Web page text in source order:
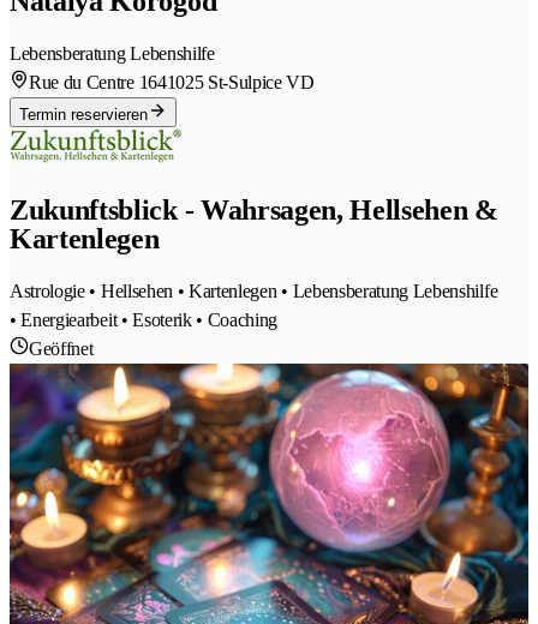
Lebensberatung Lebenshilfe
Rue du Centre 1641025 St-Sulpice VD
Termin reservieren
Zukunftsblick - Wahrsagen, Hellsehen &
Kartenlegen
Astrologie • Hellsehen • Kartenlegen • Lebensberatung Lebenshilfe
• Energiearbeit • Esoterik • Coaching
Geöffnet